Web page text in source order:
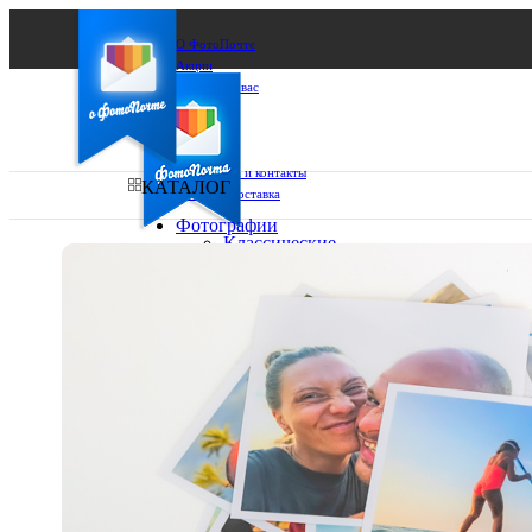
О ФотоПочте
Акции
Сделаем за вас
Бизнесу
FAQ
Франшиза
Поддержка и контакты
Оплата и доставка
Выберите из списка:
КАТАЛОГ
Фотографии
Классические
10х15
15х15
15х20
20х20
20х30
30х30
30х40
Фото
в